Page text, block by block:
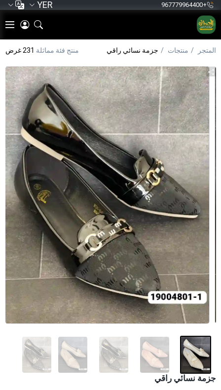
+967779964400
YER
المتجر منتجات جزمة نسائي راقي منتج فئة مماثلة 231 غرض
جزمة نسائي راقي